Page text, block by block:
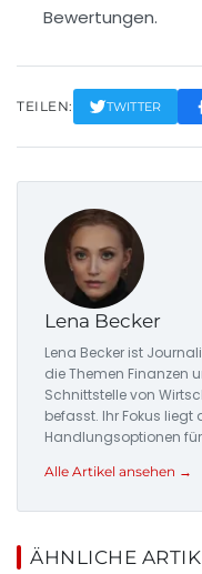
Bewertungen.
TEILEN: TWITTER
Lena Becker
Lena Becker ist
die Themen Finanzen
Schnittstelle von
befasst. Ihr Fokus
Handlungsoptionen
Alle Artikel ansehen →
ÄHNLICHE